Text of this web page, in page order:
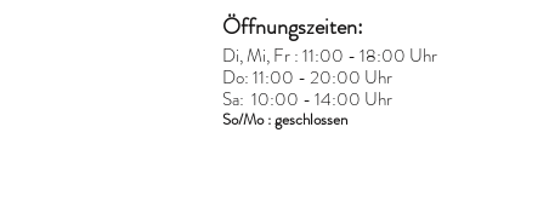
Öffnungszeiten:
Di, Mi, Fr : 11:00 - 18:00 Uhr
Do: 11:00 - 20:00 Uhr
Sa: 10:00 - 14:00 Uhr
So/Mo : geschlossen